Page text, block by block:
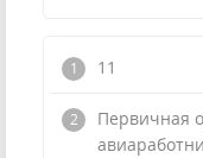
11
Первичная